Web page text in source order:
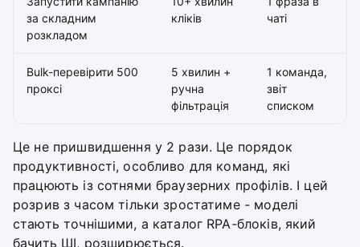
за складним
розкладом
кліків
чаті
Bulk-перевірити 500
проксі
5 хвилин +
ручна
фільтрація
1 команда,
звіт
списком
Це не пришвидшення у 2 рази. Це порядок
продуктивності, особливо для команд, які
працюють із сотнями браузерних профілів. І цей
розрив з часом тільки зростатиме - моделі
стають точнішими, а каталог RPA-блоків, який
бачить ШІ, розширюється.